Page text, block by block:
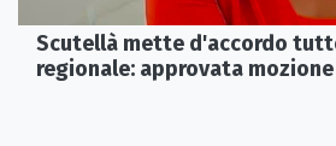
Scutellà mette d'accordo
regionale: approvata